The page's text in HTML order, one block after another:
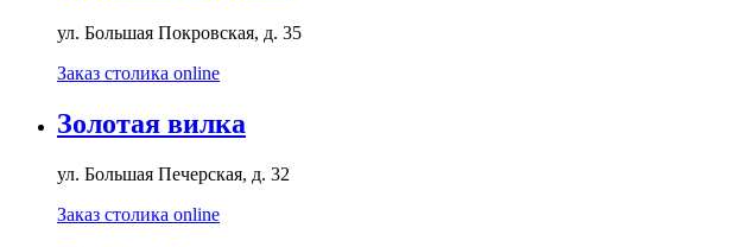
ул. Большая Покровская, д. 35
Заказ столика online
Золотая вилка
ул. Большая Печерская, д. 32
Заказ столика online